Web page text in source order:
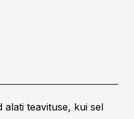
alati teavituse, kui sel